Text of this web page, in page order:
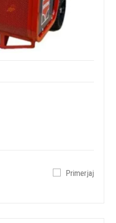
Primerjaj